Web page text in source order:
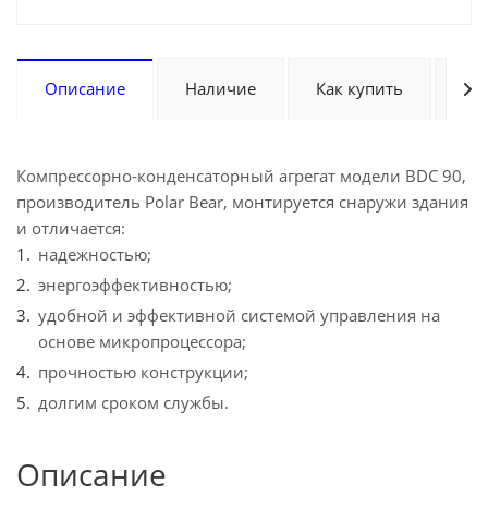
Описание Наличие Как купить
Компрессорно-конденсаторный агрегат модели BDC 90,
производитель Polar Bear, монтируется снаружи здания
и отличается:
надежностью;
энергоэффективностью;
удобной и эффективной системой управления на
основе микропроцессора;
прочностью конструкции;
долгим сроком службы.
Описание